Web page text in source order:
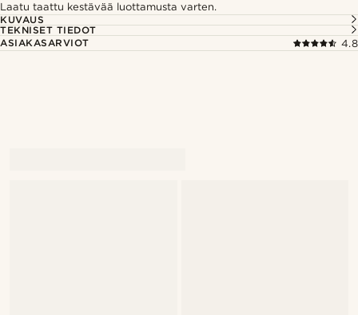
Laatu taattu kestävää luottamusta varten.
KUVAUS
TEKNISET TIEDOT
ASIAKASARVIOT
4.8